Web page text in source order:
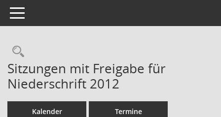
Toggle navigation
Rechercheauswahl
Sitzungen mit Freigabe für
Niederschrift 2012
Kalender Termine